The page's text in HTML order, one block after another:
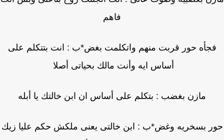
فاهم
حور قربت منهم واتكلمت بغض*ب : انت بتتكلم على
أساس ايه وأنت مالك بحياتى أصلا
مازن بغضب : بتكلم على أساس ان ابن خالتك يا أبله
بسخريه وغض*ب : ابن خالتى يعنى ملكش حكم عليا زيك